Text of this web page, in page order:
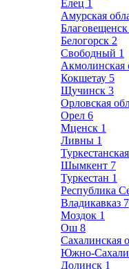
Елец 1
Амурская
Благовещенск
Белогорск 2
Свободный 1
Акмолинская
Кокшетау 5
Щучинск 3
Орловская
Орел 6
Мценск 1
Ливны 1
Шымкент 7
Туркестан 1
Республика
Владикавказ 7
Моздок 1
Ош 8
Сахалинская
Южно-
Долинск 1